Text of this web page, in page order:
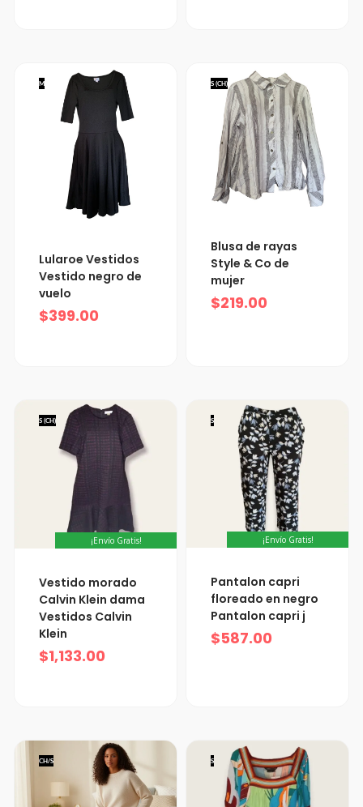
M
Lularoe Vestidos
Vestido negro de
vuelo
$399.00
S (CH)
Blusa de rayas
Style & Co de
mujer
$219.00
S (CH)
¡Envío Gratis!
Vestido morado
Calvin Klein dama
Vestidos Calvin
Klein
$1,133.00
S
¡Envío Gratis!
Pantalon capri
floreado en negro
Pantalon capri j
$587.00
CH/S S